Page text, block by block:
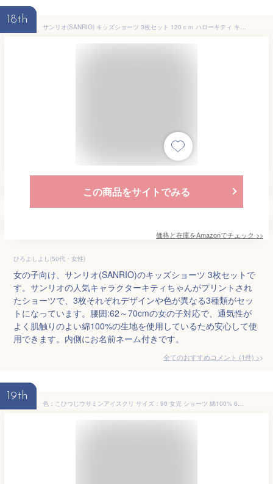
18th
サンリオ(SANRIO) キッズショーツ 3枚セット 120ｃｍ ハローキティ キティちゃん hello kitty キャラクター 491870
この商品をサイトでみる
価格と在庫をAmazonでチェック >>
ひろよしよし(50代・女性)
女の子向け、サンリオ(SANRIO)のキッズショーツ 3枚セットで
す。サンリオの人気キャラクターキティちゃんがプリントされ
たショーツで、3枚それぞれデザインや色が異なる3種類がセッ
トになっています。腰囲:62～70cmの女の子対応で、通気性が
よく肌触りのよい綿100%の生地を使用しているため安心して使
用できます。内側にお名前ネーム付きです。
全てのおすすめコメント (1件) >
19th
色：こひつじウサミンアイスクリ サイズ：90 女児 ショーツ 綿100% 6枚セット 通気 下着 キッズ ベビー 女児キッズショーツ 無蛍光の100% 肌着 柔らかい 吸湿 快適 子供 幼稚園 水玉 風船 子犬 9